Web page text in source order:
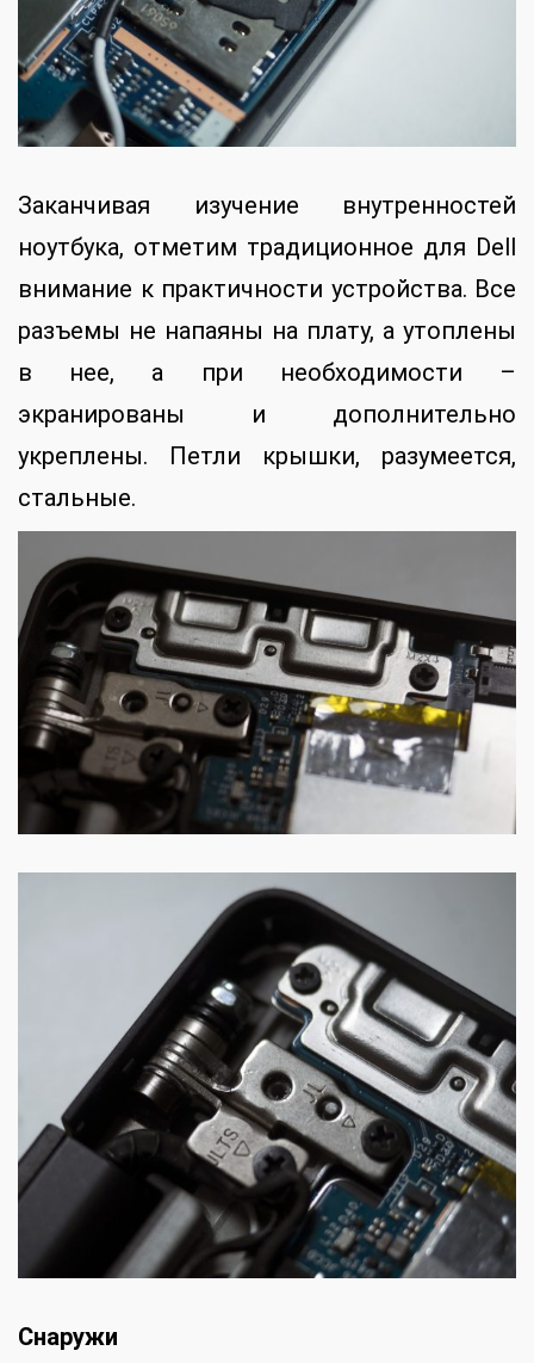
Заканчивая изучение внутренностей
ноутбука, отметим традиционное для Dell
внимание к практичности устройства. Все
разъемы не напаяны на плату, а утоплены
в нее, а при необходимости –
экранированы и дополнительно
укреплены. Петли крышки, разумеется,
стальные.
Снаружи